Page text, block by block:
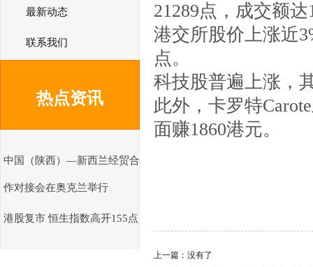
最新动态
联系我们
热点资讯
中国（陕西）—新西兰经贸合
作对接会在奥克兰举行
港股复市 恒生指数高开155点
21289点，成交额
港交所股价上涨近
点。
科技股普遍上涨，
此外，卡罗特
面赚1860港元。
上一篇：没有了